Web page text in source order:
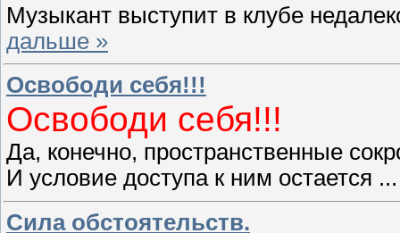
Музыкант выступит в клубе
дальше »
Освободи себя!!!
Освободи себя!!!
Да, конечно, пространственные
И условие доступа к ним остается
Сила обстоятельств.